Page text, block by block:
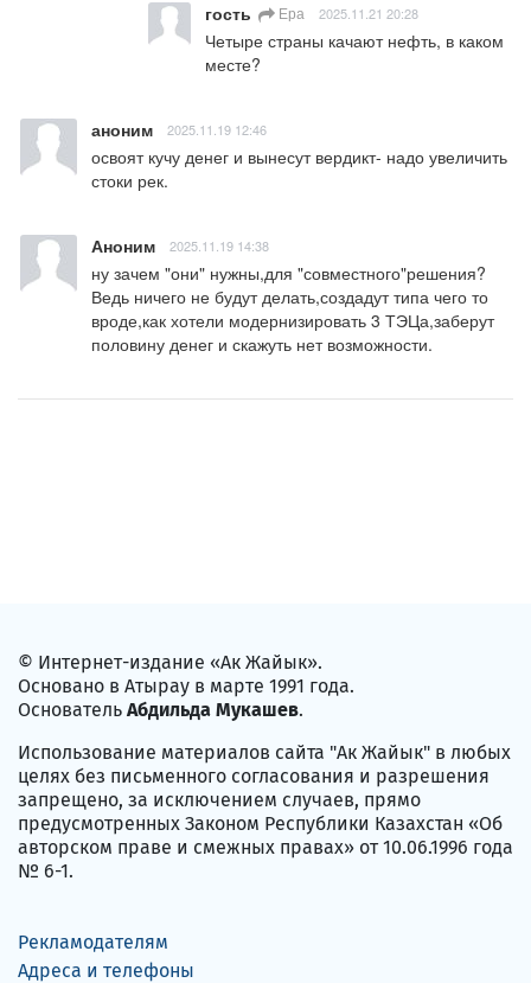
гость Ера 2025.11.21 20:28
Четыре страны качают нефть, в каком
месте?
аноним 2025.11.19 12:46
освоят кучу денег и вынесут вердикт- надо увеличить
стоки рек.
Аноним 2025.11.19 14:38
ну зачем "они" нужны,для "совместного"решения?
Ведь ничего не будут делать,создадут типа чего то
вроде,как хотели модернизировать 3 ТЭЦа,заберут
половину денег и скажуть нет возможности.
© Интернет-издание «Ак Жайык».
Основано в Атырау в марте 1991 года.
Основатель Абдильда Мукашев.
Использование материалов сайта "Ак Жайык" в любых
целях без письменного согласования и разрешения
запрещено, за исключением случаев, прямо
предусмотренных Законом Республики Казахстан «Об
авторском праве и смежных правах» от 10.06.1996 года
№ 6-1.
Рекламодателям
Адреса и телефоны